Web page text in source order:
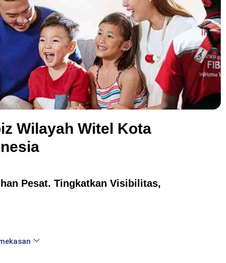
Wilayah Witel Kota
Pesat. Tingkatkan Visibilitas,